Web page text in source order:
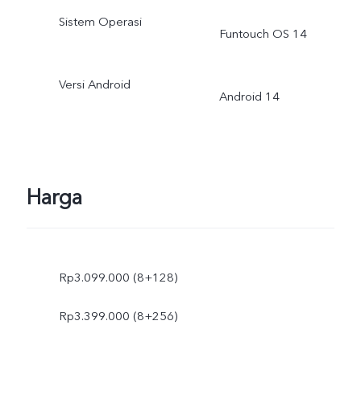
Sistem Operasi
Funtouch OS 14
Versi Android
Android 14
Harga
Rp3.099.000 (8+128)
Rp3.399.000 (8+256)